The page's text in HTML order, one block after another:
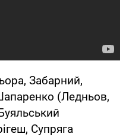
Забарний,
(Ледньов,
Супряга